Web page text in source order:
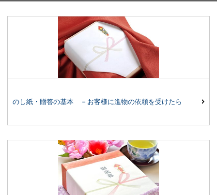
のし紙・贈答の基本 －お客様に進物の依頼を受けたら